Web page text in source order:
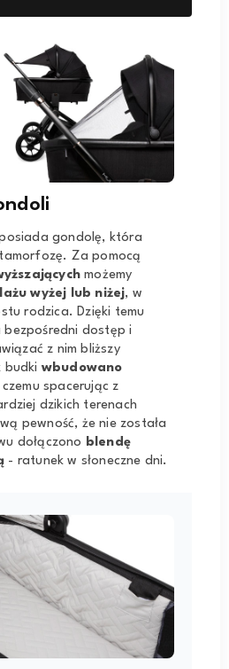
posiada gondolę, która
Za pomocą
możemy
wyżej lub niżej, w
rodzica. Dzięki temu
bezpośredni dostęp i
z nim bliższy
budki wbudowano
spacerując z
dzikich terenach
pewność, że nie została
dołączono blendę
- ratunek w słoneczne dni.